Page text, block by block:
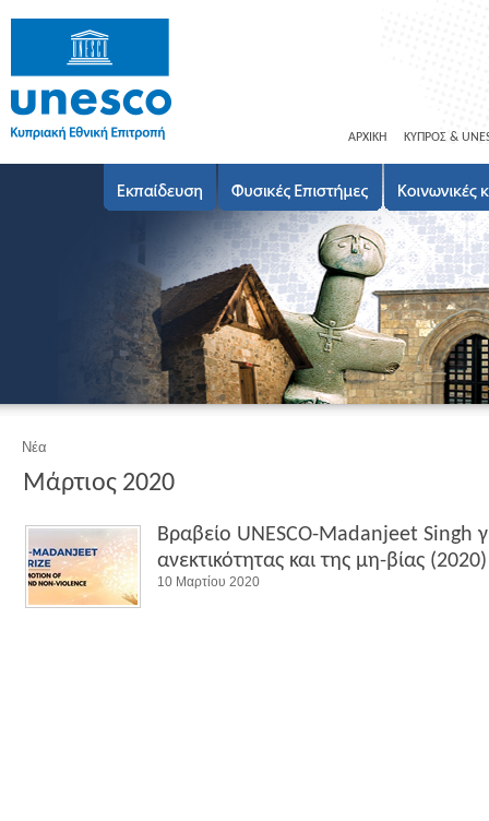
ΑΡΧΙΚΗ ΚΥΠΡΟΣ &
Νέα
Μάρτιος 2020
Βραβείο UNESCO-Madanjeet Singh
ανεκτικότητας και της μη-βίας (2020)
10 Μαρτίου 2020